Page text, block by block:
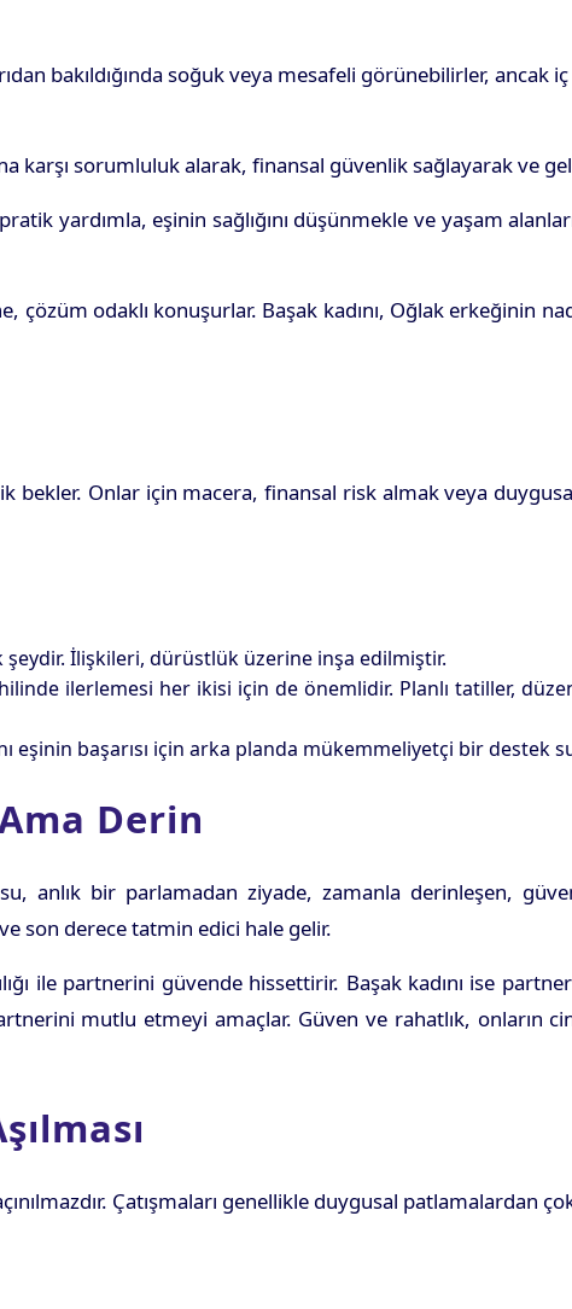
bakıldığında soğuk veya mesafeli görünebilirler, ancak
karşı sorumluluk alarak, finansal güvenlik sağlayarak ve
yardımla, eşinin sağlığını düşünmekle ve yaşam
odaklı konuşurlar. Başak kadını, Oğlak erkeğinin
Onlar için macera, finansal risk almak veya
İlişkileri, dürüstlük üzerine inşa edilmiştir.
ilerlemesi her ikisi için de önemlidir. Planlı tatiller,
başarısı için arka planda mükemmeliyetçi bir destek
Derin
anlık bir parlamadan ziyade, zamanla derinleşen,
son derece tatmin edici hale gelir.
ile partnerini güvende hissettirir. Başak kadını ise
mutlu etmeyi amaçlar. Güven ve rahatlık, onların
Çatışmaları genellikle duygusal patlamalardan